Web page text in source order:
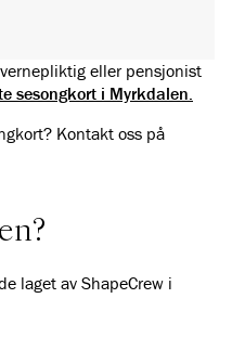
eller pensjonist
sesongkort i Myrkdalen.
Kontakt oss på
laget av ShapeCrew i